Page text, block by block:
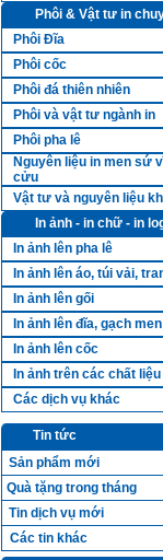
Phôi & Vật tư in
Phôi Đĩa
Phôi cốc
Phôi đá thiên nhiên
Phôi và vật tư ngành in
Phôi pha lê
Nguyên liệu in men sứ
cửu
Vật tư và nguyên liệu
In ảnh - in chữ - in
In ảnh lên pha lê
In ảnh lên áo, túi vải,
In ảnh lên gối
In ảnh lên đĩa, gạch men
In ảnh lên cốc
In ảnh trên các chất liệu
Các dịch vụ khác
Tin tức
Sản phẩm mới
Quà tặng trong tháng
Tin dịch vụ mới
Các tin khác